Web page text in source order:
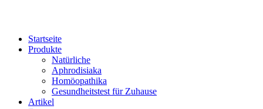
Startseite
Produkte
Natürliche
Aphrodisiaka
Homöopathika
Gesundheitstest für Zuhause
Artikel